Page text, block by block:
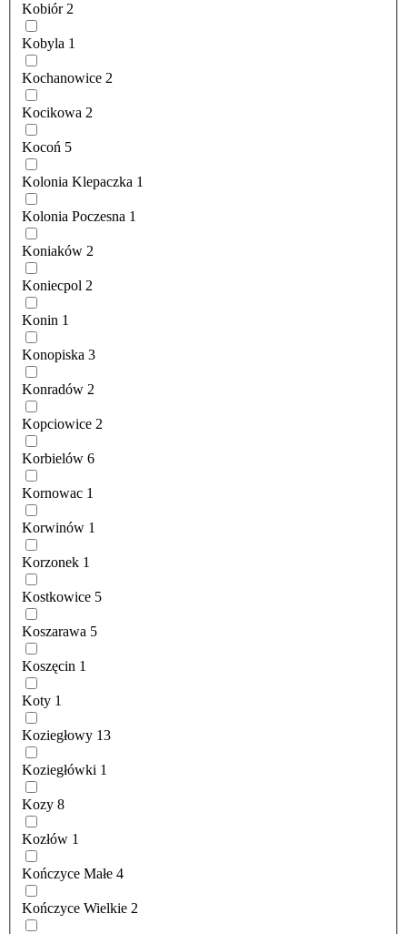
Kobiór 2
Kobyla 1
Kochanowice 2
Kocikowa 2
Kocoń 5
Kolonia Klepaczka 1
Kolonia Poczesna 1
Koniaków 2
Koniecpol 2
Konin 1
Konopiska 3
Konradów 2
Kopciowice 2
Korbielów 6
Kornowac 1
Korwinów 1
Korzonek 1
Kostkowice 5
Koszarawa 5
Koszęcin 1
Koty 1
Koziegłowy 13
Koziegłówki 1
Kozy 8
Kozłów 1
Kończyce Małe 4
Kończyce Wielkie 2